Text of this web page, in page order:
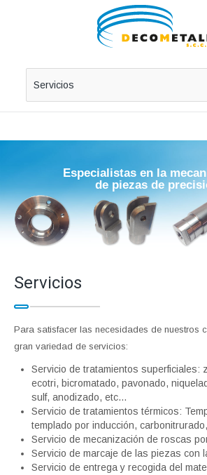
Servicios
Especialistas en la mecan
de piezas de precisi
Servicios
Para satisfacer las necesidades de nuestros
gran variedad de servicios:
Servicio de tratamientos superficiales:
ecotri, bicromatado, pavonado,
sulf, anodizado, etc…
Servicio de tratamientos térmicos:
templado por inducción, carbonitrurado,
Servicio de mecanización de roscas
Servicio de marcaje de las piezas con
Servicio de entrega y recogida del